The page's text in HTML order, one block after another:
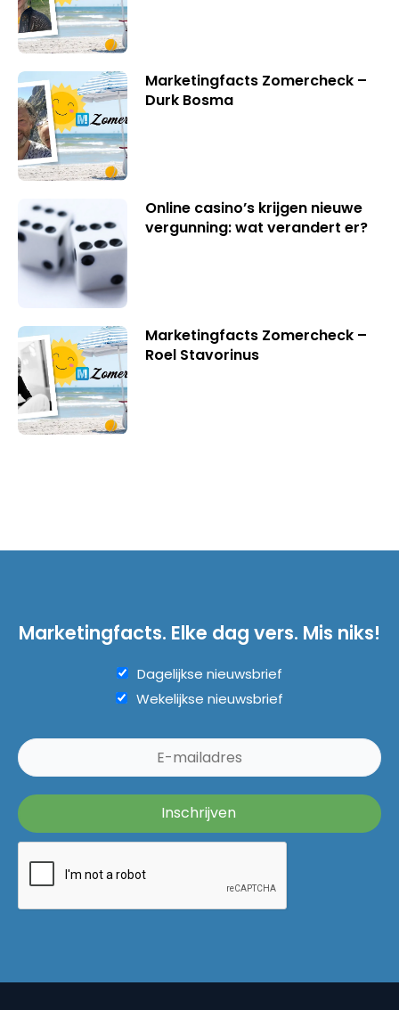
Marketingfacts Zomercheck –
Durk Bosma
Online casino’s krijgen nieuwe
vergunning: wat verandert er?
Marketingfacts Zomercheck –
Roel Stavorinus
Marketingfacts. Elke dag vers. Mis niks!
Dagelijkse nieuwsbrief
Wekelijkse nieuwsbrief